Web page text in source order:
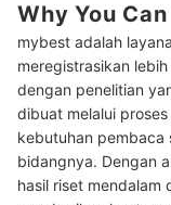
Baca juga
Why You
mybest adalah
meregistrasikan
dengan penelitian
dibuat melalui
kebutuhan pembaca
bidangnya. Dengan
hasil riset